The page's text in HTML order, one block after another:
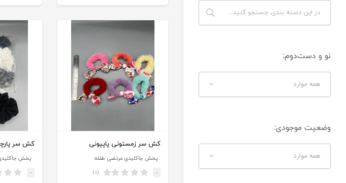
نو و دست‌دوم:
همه موارد
وضعیت موجودی:
همه موارد
کش سر زمستونی پاپیونی
پخش جاکلیدی مرتضی طفله
- (۰)
کش سر
پخش
-